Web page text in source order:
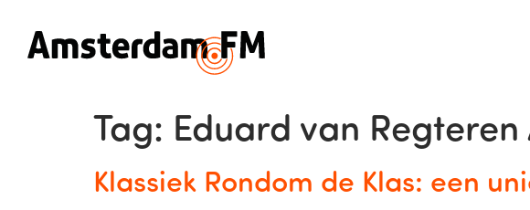
Tag: Eduard van
Klassiek Rondom de Klas: een